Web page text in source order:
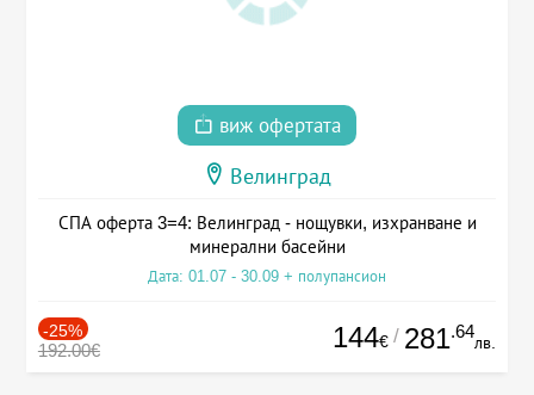
виж офертата
Велинград
СПА оферта 3=4: Велинград - нощувки, изхранване и
минерални басейни
Дата: 01.07 - 30.09 + полупансион
-25%
192.00€ 144€ / 281.64
лв.